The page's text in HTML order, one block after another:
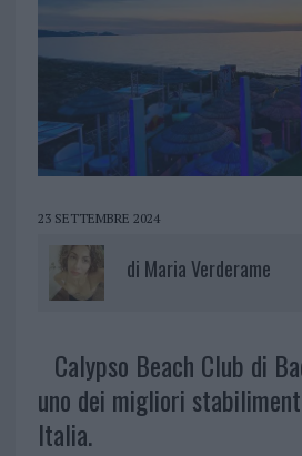
23 SETTEMBRE 2024
di Maria Verderame
Calypso Beach Club di
uno dei migliori
Italia.